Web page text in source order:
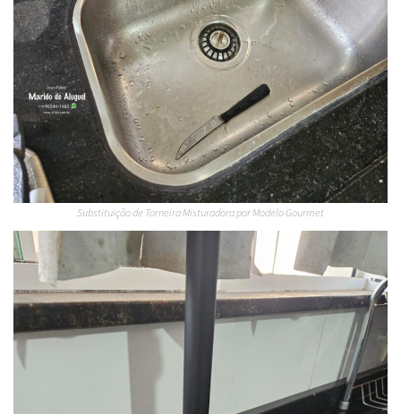
Substituição de Torneira Misturadora por Modelo Gourmet